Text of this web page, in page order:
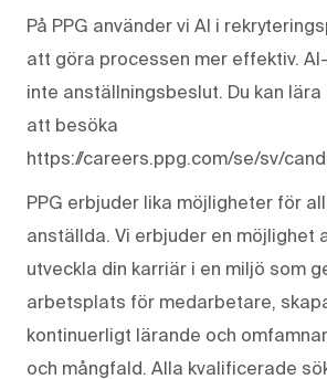
På PPG använder vi AI i
att göra processen mer effektiv.
inte anställningsbeslut. Du kan
att besöka
https://careers.ppg.com/se/sv/
PPG erbjuder lika möjligheter för
anställda. Vi erbjuder en möjlighet
utveckla din karriär i en miljö som
arbetsplats för medarbetare,
kontinuerligt lärande och
och mångfald. Alla kvalificerade